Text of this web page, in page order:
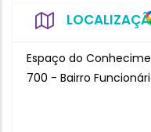
Espaço do
700 - Bairro